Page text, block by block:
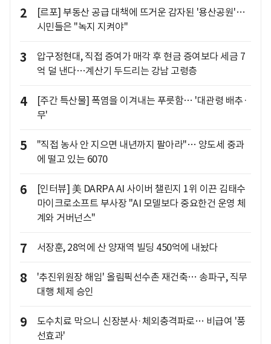
2
[르포] 부동산 공급 대책에 뜨거운 감자된 '용산공원'…
시민들은 "녹지 지켜야"
3
압구정현대, 직접 증여가 매각 후 현금 증여보다 세금 7
억 덜 낸다…계산기 두드리는 강남 고령층
4
[주간 특산물] 폭염을 이겨내는 푸릇함… '대관령 배추·
무'
5
"직접 농사 안 지으면 내년까지 팔아라"… 양도세 중과
에 떨고 있는 6070
6
[인터뷰] 美 DARPA AI 사이버 챌린지 1위 이끈 김태수
마이크로소프트 부사장 "AI 모델보다 중요한건 운영 체
계와 거버넌스"
7 서장훈, 28억에 산 양재역 빌딩 450억에 내놨다
8
'추진위원장 해임' 올림픽선수촌 재건축… 송파구, 직무
대행 체제 승인
9
도수치료 막으니 신장분사·체외충격파로… 비급여 '풍
선효과'